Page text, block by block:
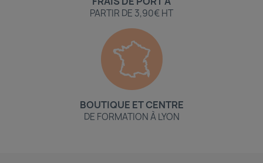
PARTIR DE 3,90€ HT
BOUTIQUE ET CENTRE
DE FORMATION À LYON